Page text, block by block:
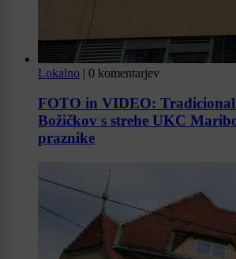
Lokalno | 0 komentarjev
FOTO in VIDEO:
Božičkov s strehe UKC
praznike